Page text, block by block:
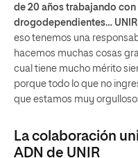
de 20 años trabajando con
drogodependientes…
eso tenemos una
hacemos muchas cosas
cual tiene mucho mérito
porque todo lo que no
que estamos muy
La colaboración
ADN de UNIR